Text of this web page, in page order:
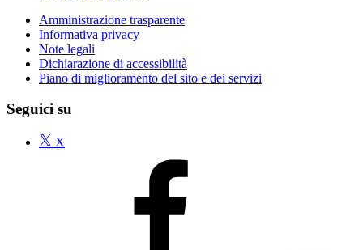
Amministrazione trasparente
Informativa privacy
Note legali
Dichiarazione di accessibilità
Piano di miglioramento del sito e dei servizi
Seguici su
X